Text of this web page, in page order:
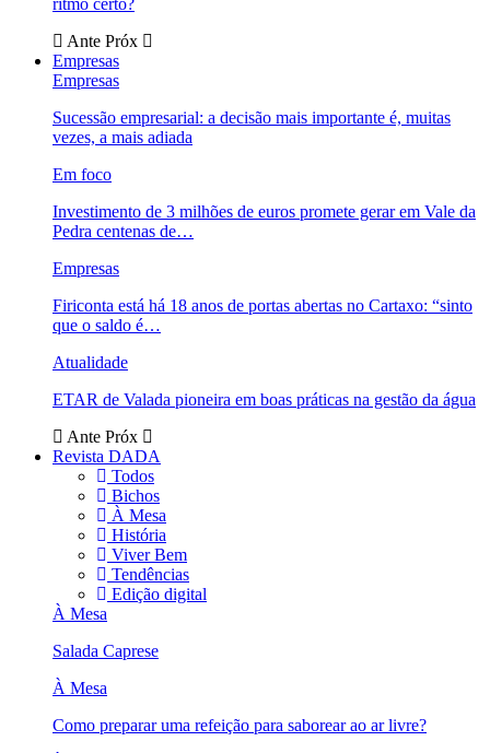
ritmo certo?
Ante Próx
Empresas
Empresas
Sucessão empresarial: a decisão mais importante é, muitas
vezes, a mais adiada
Em foco
Investimento de 3 milhões de euros promete gerar em Vale da
Pedra centenas de…
Empresas
Firiconta está há 18 anos de portas abertas no Cartaxo: “sinto
que o saldo é…
Atualidade
ETAR de Valada pioneira em boas práticas na gestão da água
Ante Próx
Revista DADA
Todos
Bichos
À Mesa
História
Viver Bem
Tendências
Edição digital
À Mesa
Salada Caprese
À Mesa
Como preparar uma refeição para saborear ao ar livre?